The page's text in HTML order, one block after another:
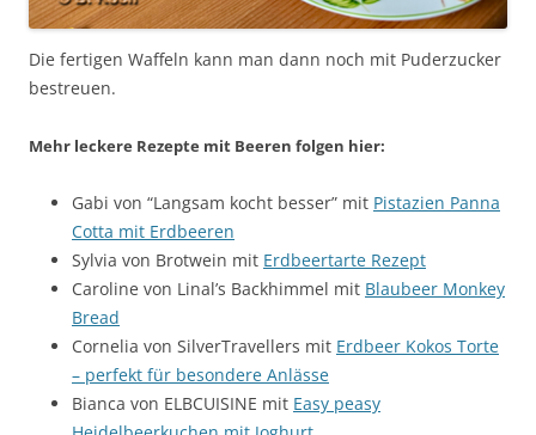
Die fertigen Waffeln kann man dann noch mit Puderzucker
bestreuen.
Mehr leckere Rezepte mit Beeren folgen hier:
Gabi von “Langsam kocht besser” mit Pistazien Panna
Cotta mit Erdbeeren
Sylvia von Brotwein mit Erdbeertarte Rezept
Caroline von Linal’s Backhimmel mit Blaubeer Monkey
Bread
Cornelia von SilverTravellers mit Erdbeer Kokos Torte
– perfekt für besondere Anlässe
Bianca von ELBCUISINE mit Easy peasy